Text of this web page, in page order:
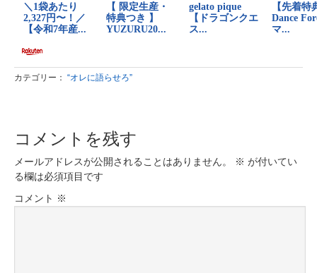
カテゴリー： “オレに語らせろ”
コメントを残す
メールアドレスが公開されることはありません。 ※ が付いてい
る欄は必須項目です
コメント ※